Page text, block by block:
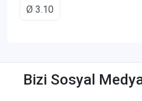
Ø 3.10
Bizi Sosyal